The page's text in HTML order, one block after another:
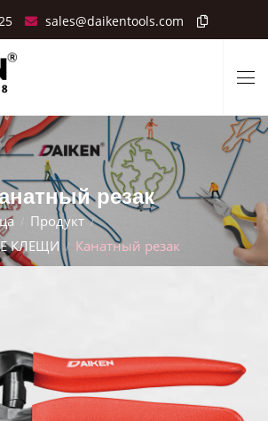
sales@daikentools.com
резак
Продукт
КЛЕЩИ
Канатный резак